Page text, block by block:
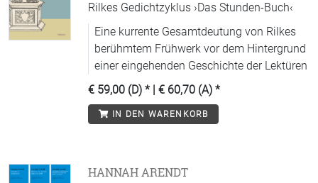
Rilkes Gedichtzyklus ›Das Stunden-Buch‹
Eine kurrente Gesamtdeutung von Rilkes
berühmtem Frühwerk vor dem Hintergrund
einer eingehenden Geschichte der Lektüren
€ 59,00 (D) * | € 60,70 (A) *
IN DEN WARENKORB
HANNAH ARENDT